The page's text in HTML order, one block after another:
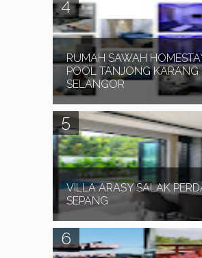
merupakan sebuah Homestay 2
mempunyai 4 bilik dan 3 bilik air.
RUMAH SAWAH
POOL TANJONG KARANG
SELANGOR
Assalamualaikum dan Salam
SAWAH HOMESTAY + POOL
SELANGOR merupakan rumah
atas tanah lot y...
VILLA ARASY SALAK
SEPANG
Assalamualaikum dan Salam
ARASY SALAK PERDANA SEPANG